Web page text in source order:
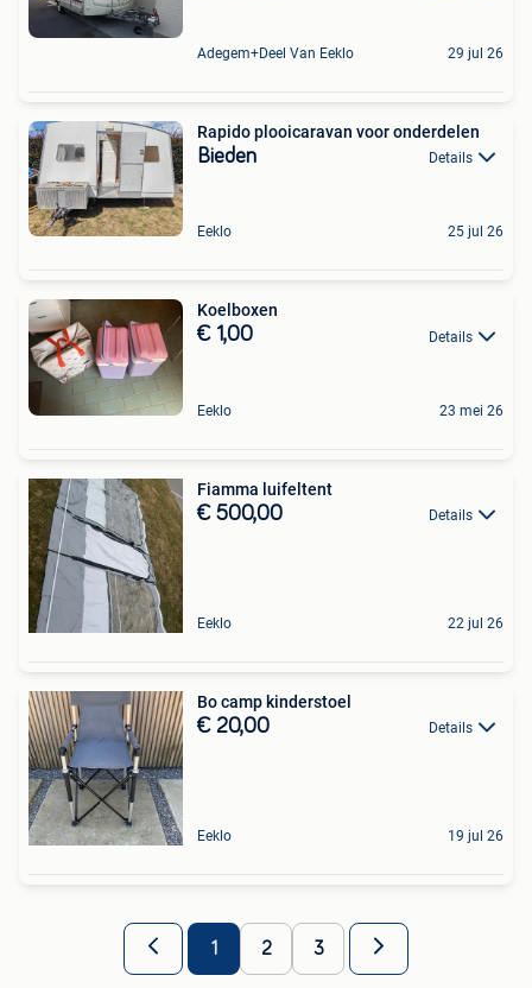
Adegem+Deel Van Eeklo 29 jul 26
Rapido plooicaravan voor onderdelen
Bieden Details
Eeklo 25 jul 26
Koelboxen
€ 1,00 Details
Eeklo 23 mei 26
Fiamma luifeltent
€ 500,00 Details
Eeklo 22 jul 26
Bo camp kinderstoel
€ 20,00 Details
Eeklo 19 jul 26
1 2 3